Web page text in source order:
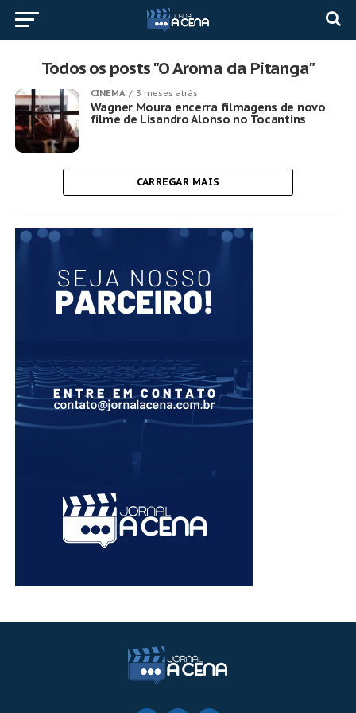
Todos os posts "O Aroma da Pitanga"
CINEMA 3 meses atrás
Wagner Moura encerra filmagens de novo
filme de Lisandro Alonso no Tocantins
CARREGAR MAIS